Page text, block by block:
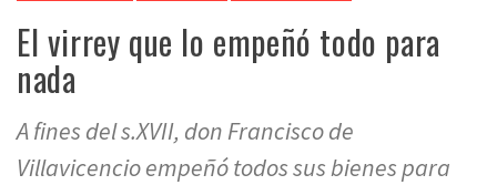
El virrey que lo empeñó todo para
nada
A fines del s.XVII, don Francisco de
Villavicencio empeñó todos sus bienes para